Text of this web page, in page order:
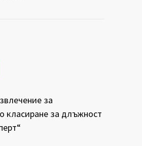
за
класиране за длъжност